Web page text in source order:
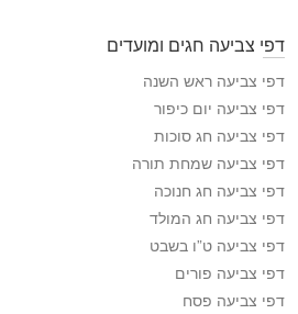
דפי צביעה חגים ומועדים
דפי צביעה ראש השנה
דפי צביעה יום כיפור
דפי צביעה חג סוכות
דפי צביעה שמחת תורה
דפי צביעה חג חנוכה
דפי צביעה חג המולד
דפי צביעה ט”ו בשבט
דפי צביעה פורים
דפי צביעה פסח